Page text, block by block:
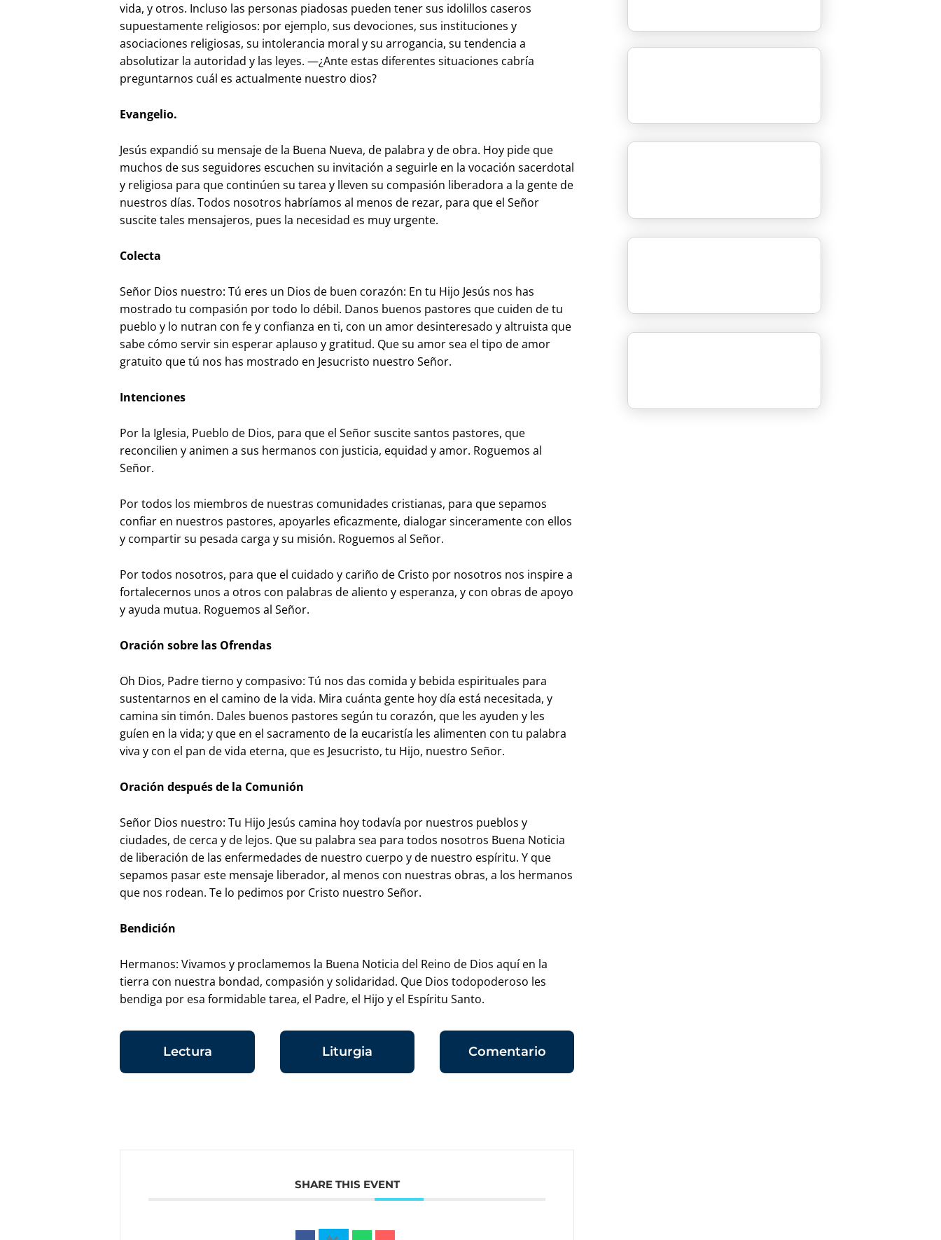
vida, y otros. Incluso las personas piadosas pueden tener sus idolillos caseros
supuestamente religiosos: por ejemplo, sus devociones, sus instituciones y
asociaciones religiosas, su intolerancia moral y su arrogancia, su tendencia a
absolutizar la autoridad y las leyes. —¿Ante estas diferentes situaciones cabría
preguntarnos cuál es actualmente nuestro dios?
Evangelio.
Jesús expandió su mensaje de la Buena Nueva, de palabra y de obra. Hoy pide que
muchos de sus seguidores escuchen su invitación a seguirle en la vocación sacerdotal
y religiosa para que continúen su tarea y lleven su compasión liberadora a la gente de
nuestros días. Todos nosotros habríamos al menos de rezar, para que el Señor
suscite tales mensajeros, pues la necesidad es muy urgente.
Colecta
Señor Dios nuestro: Tú eres un Dios de buen corazón: En tu Hijo Jesús nos has
mostrado tu compasión por todo lo débil. Danos buenos pastores que cuiden de tu
pueblo y lo nutran con fe y confianza en ti, con un amor desinteresado y altruista que
sabe cómo servir sin esperar aplauso y gratitud. Que su amor sea el tipo de amor
gratuito que tú nos has mostrado en Jesucristo nuestro Señor.
Intenciones
Por la Iglesia, Pueblo de Dios, para que el Señor suscite santos pastores, que
reconcilien y animen a sus hermanos con justicia, equidad y amor. Roguemos al
Señor.
Por todos los miembros de nuestras comunidades cristianas, para que sepamos
confiar en nuestros pastores, apoyarles eficazmente, dialogar sinceramente con ellos
y compartir su pesada carga y su misión. Roguemos al Señor.
Por todos nosotros, para que el cuidado y cariño de Cristo por nosotros nos inspire a
fortalecernos unos a otros con palabras de aliento y esperanza, y con obras de apoyo
y ayuda mutua. Roguemos al Señor.
Oración sobre las Ofrendas
Oh Dios, Padre tierno y compasivo: Tú nos das comida y bebida espirituales para
sustentarnos en el camino de la vida. Mira cuánta gente hoy día está necesitada, y
camina sin timón. Dales buenos pastores según tu corazón, que les ayuden y les
guíen en la vida; y que en el sacramento de la eucaristía les alimenten con tu palabra
viva y con el pan de vida eterna, que es Jesucristo, tu Hijo, nuestro Señor.
Oración después de la Comunión
Señor Dios nuestro: Tu Hijo Jesús camina hoy todavía por nuestros pueblos y
ciudades, de cerca y de lejos. Que su palabra sea para todos nosotros Buena Noticia
de liberación de las enfermedades de nuestro cuerpo y de nuestro espíritu. Y que
sepamos pasar este mensaje liberador, al menos con nuestras obras, a los hermanos
que nos rodean. Te lo pedimos por Cristo nuestro Señor.
Bendición
Hermanos: Vivamos y proclamemos la Buena Noticia del Reino de Dios aquí en la
tierra con nuestra bondad, compasión y solidaridad. Que Dios todopoderoso les
bendiga por esa formidable tarea, el Padre, el Hijo y el Espíritu Santo.
Lectura Liturgia Comentario
SHARE THIS EVENT